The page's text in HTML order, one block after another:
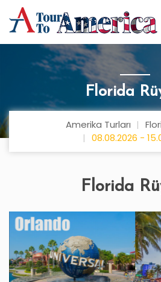
Florida
Amerika Turları
08.08.2026 -
Florida